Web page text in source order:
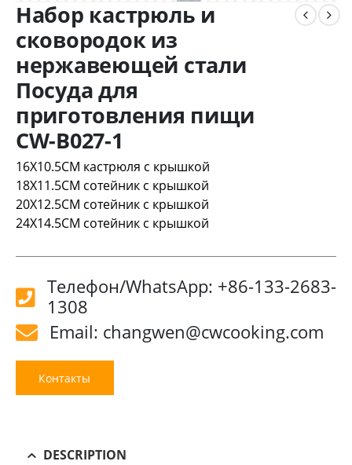
Набор кастрюль и
сковородок из
нержавеющей стали
Посуда для
приготовления пищи
CW-B027-1
16X10.5CM кастрюля с крышкой
18X11.5CM сотейник с крышкой
20X12.5CM сотейник с крышкой
24X14.5CM сотейник с крышкой
Телефон/WhatsApp: +86-133-2683-
1308
Email: changwen@cwcooking.com
Контакты
DESCRIPTION